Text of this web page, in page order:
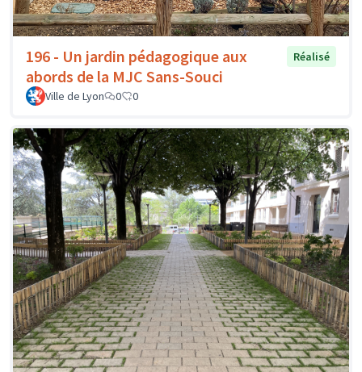
196 - Un jardin pédagogique aux
abords de la MJC Sans-Souci
Réalisé
Ville de Lyon 0 0